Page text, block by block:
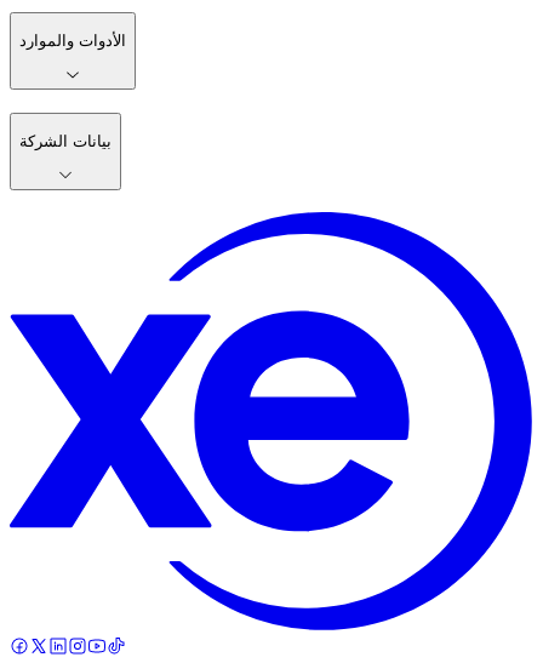
الأدوات والموارد
بيانات الشركة